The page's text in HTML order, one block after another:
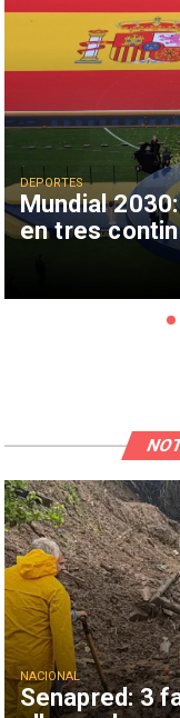
Mundial
en tres
DEPORTES
Senapred: 3
NACIONAL